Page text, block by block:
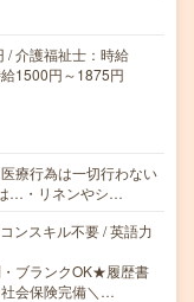
/ 介護福祉士：時給
1500円～1875円
療行為は一切行わない
…・リネンやシ…
ンスキル不要 / 英語力
ブランクOK★履歴書
会保険完備＼…